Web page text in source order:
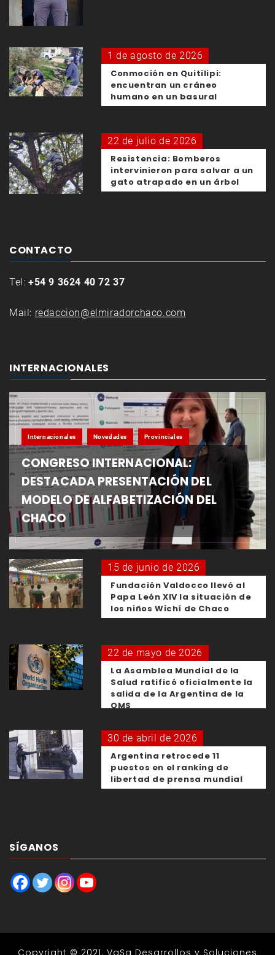
1 de agosto de 2026
Conmoción en Quitilipi:
encuentran un cráneo
humano en un basural
22 de julio de 2026
Resistencia: Bomberos
intervinieron para salvar a un
gato atrapado en un árbol
CONTACTO
Tel: +54 9 3624 40 72 37
Mail: redaccion@elmiradorchaco.com
INTERNACIONALES
Internacionales Novedades Provinciales
CONGRESO INTERNACIONAL:
DESTACADA PRESENTACIÓN DEL
MODELO DE ALFABETIZACIÓN DEL
CHACO
15 de junio de 2026
Fundación Valdocco llevó al
Papa León XIV la situación de
los niños Wichí de Chaco
22 de mayo de 2026
La Asamblea Mundial de la
Salud ratificó oficialmente la
salida de la Argentina de la
OMS
30 de abril de 2026
Argentina retrocede 11
puestos en el ranking de
libertad de prensa mundial
SÍGANOS